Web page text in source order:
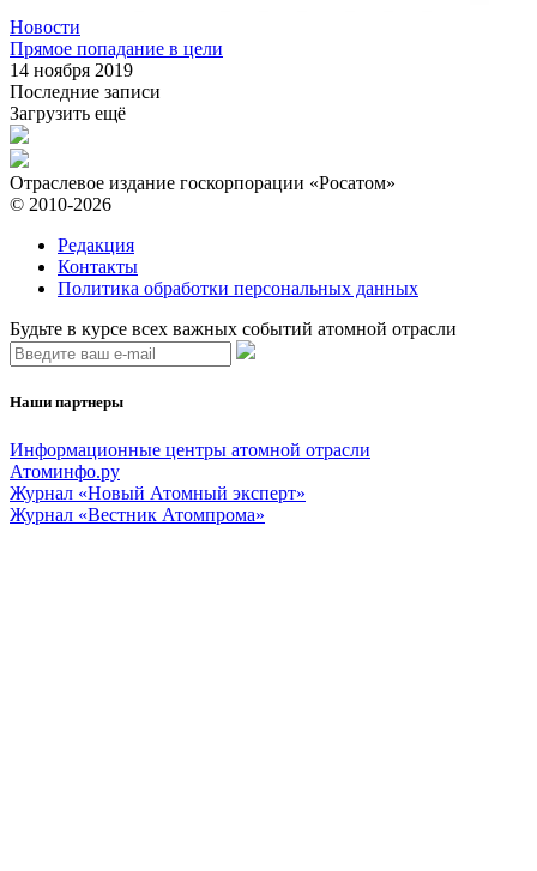
Новости
Прямое попадание в цели
14 ноября 2019
Последние записи
Загрузить ещё
Отраслевое издание госкорпорации «Росатом»
© 2010-2026
Редакция
Контакты
Политика обработки персональных данных
Будьте в курсе всех важных событий атомной отрасли
Наши партнеры
Информационные центры атомной отрасли
Атоминфо.ру
Журнал «Новый Атомный эксперт»
Журнал «Вестник Атомпрома»